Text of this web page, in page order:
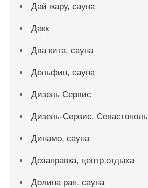
Дай жару, сауна
Дакк
Два кита, сауна
Дельфин, сауна
Дизель Сервис
Дизель-Сервис. Севастополь
Динамо, сауна
Дозаправка, центр отдыха
Долина рая, сауна